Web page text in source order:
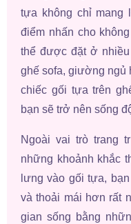
tựa không chỉ mang
điểm nhấn cho
thể được đặt ở
ghế sofa, giường ngủ
chiếc gối tựa trên
bạn sẽ trở nên sống
Ngoài vai trò trang
những khoảnh khắc
lưng vào gối tựa,
và thoải mái hơn rất
gian sống bằng